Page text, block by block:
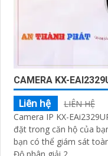
CAMERA KX-
Liên hệ
LIÊN HỆ
Camera IP KX-
đặt trong căn hộ của bạn. Với khả năng quay xoay 360
bạn có thể giám sát